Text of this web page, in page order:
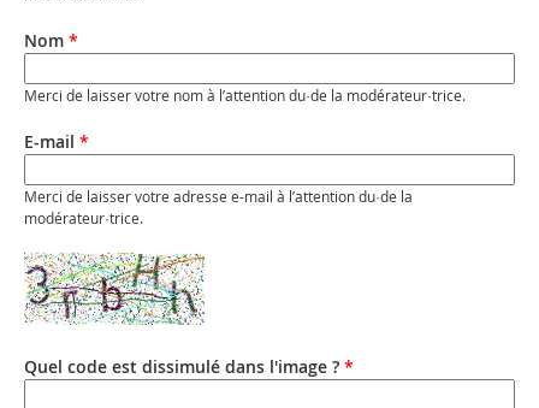
Nom *
Merci de laisser votre nom à l’attention du·de la modérateur·trice.
E-mail *
Merci de laisser votre adresse e-mail à l’attention du·de la
modérateur·trice.
Quel code est dissimulé dans l'image ? *